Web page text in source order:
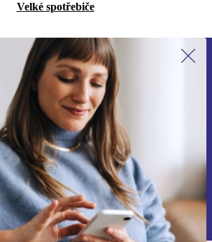
Velké spotřebiče
se k odběru našich novinek a
400 Kč!
nikdy nepromeškej žádnou nabídku.
Chci voucher
údajů najdeš v našich
osobních údajů.